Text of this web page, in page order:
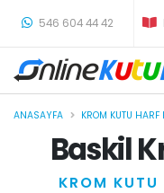
546 604 44 42
ANASAYFA KROM KUTU
Baskil
KROM KUTU